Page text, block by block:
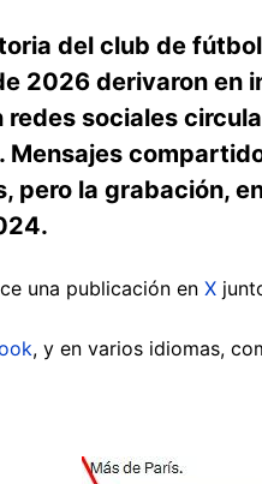
del club de
2026 derivaron
redes sociales
pero la grabación,
una publicación en X
, y en varios idiomas,